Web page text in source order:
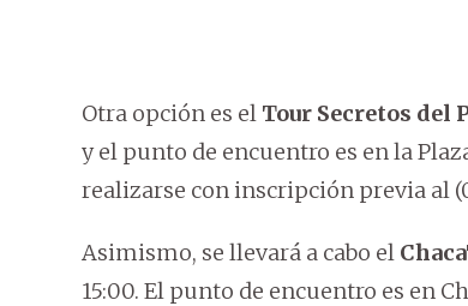
Otra opción es el Tour Secretos del
y el punto de encuentro es en la
realizarse con inscripción previa al
Asimismo, se llevará a cabo el
15:00. El punto de encuentro es en